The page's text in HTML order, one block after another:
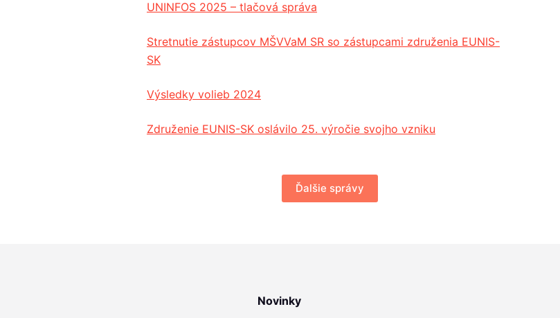
UNINFOS 2025 – tlačová správa
Stretnutie zástupcov MŠVVaM SR so zástupcami združenia EUNIS-
SK
Výsledky volieb 2024
Združenie EUNIS-SK oslávilo 25. výročie svojho vzniku
Ďalšie správy
Novinky